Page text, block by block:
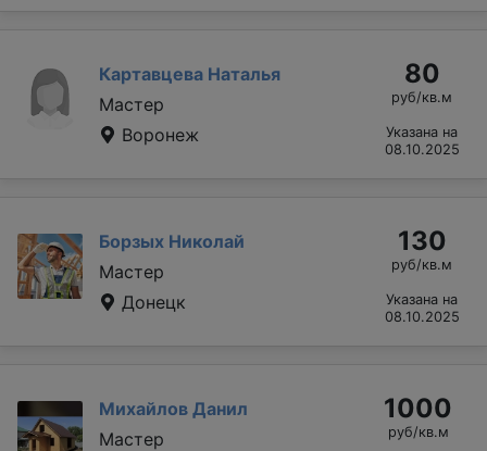
Картавцева Наталья
Мастер
Воронеж
80
руб/кв.м
Указана на
08.10.2025
Борзых Николай
Мастер
Донецк
130
руб/кв.м
Указана на
08.10.2025
Михайлов Данил
Мастер
1000
руб/кв.м